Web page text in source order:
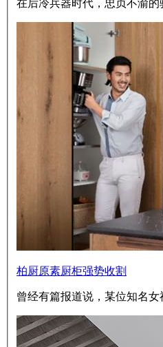
在后冷兵器时代，忠贞不渝
柏厨原素厨柜强势收割
曾经有篇报道说，某位知名